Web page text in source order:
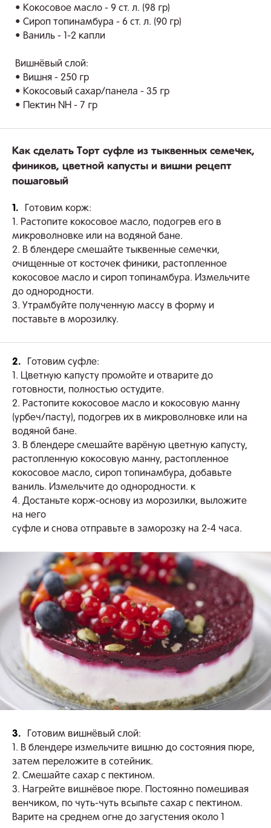
• Кокосовое масло - 9 ст. л. (98 гр)
• Сироп топинамбура - 6 ст. л. (90 гр)
• Ваниль - 1-2 капли
Вишнёвый слой:
• Вишня - 250 гр
• Кокосовый сахар/панела - 35 гр
• Пектин NH - 7 гр
Как сделать Торт суфле из тыквенных семечек,
фиников, цветной капусты и вишни рецепт
пошаговый
1.
Готовим корж:
1. Растопите кокосовое масло, подогрев его в
микроволновке или на водяной бане.
2. В блендере смешайте тыквенные семечки,
очищенные от косточек финики, растопленное
кокосовое масло и сироп топинамбура. Измельчите
до однородности.
3. Утрамбуйте полученную массу в форму и
поставьте в морозилку.
2.
Готовим суфле:
1. Цветную капусту промойте и отварите до
готовности, полностью остудите.
2. Растопите кокосовое масло и кокосовую манну
(урбеч/пасту), подогрев их в микроволновке или на
водяной бане.
3. В блендере смешайте варёную цветную капусту,
растопленную кокосовую манну, растопленное
кокосовое масло, сироп топинамбура, добавьте
ваниль. Измельчите до однородности. к
4. Достаньте корж-основу из морозилки, выложите
на него
суфле и снова отправьте в заморозку на 2-4 часа.
3.
Готовим вишнёвый слой:
1. В блендере измельчите вишню до состояния пюре,
затем переложите в сотейник.
2. Смешайте сахар с пектином.
3. Нагрейте вишнёвое пюре. Постоянно помешивая
венчиком, по чуть-чуть всыпьте сахар с пектином.
Варите на среднем огне до загустения около 1